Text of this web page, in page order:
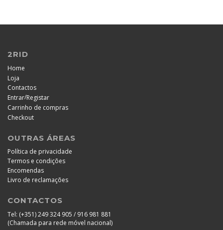
2RID
Home
Loja
Contactos
Entrar/Registar
Carrinho de compras
Checkout
OUTRAS ÁREAS
Política de privacidade
Termos e condições
Encomendas
Livro de reclamações
CONTACTOS
Tel: (+351) 249 324 905 / 916 981 881
(Chamada para rede móvel nacional)